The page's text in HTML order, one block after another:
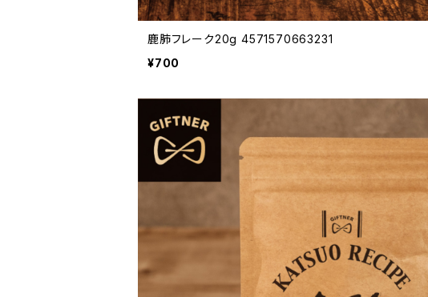
鹿肺フレーク20g 4571570663231
¥700